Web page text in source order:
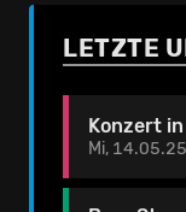
LETZTE
Konzert
Mi,